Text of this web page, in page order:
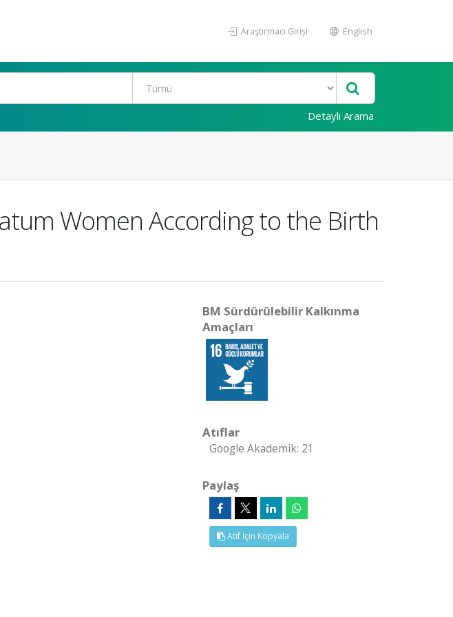
Araştırmacı Girişi English
Detaylı Arama
Women According to the Birth
BM Sürdürülebilir Kalkınma
Amaçları
Atıflar
Google Akademik: 21
Paylaş
Atıf İçin Kopyala